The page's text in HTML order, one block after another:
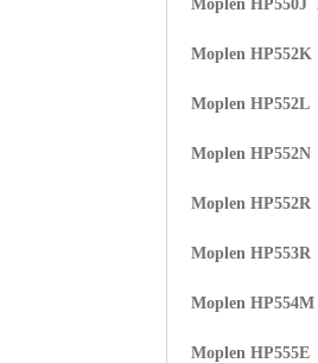
Moplen HP550J
Moplen HP552K
Moplen HP552L
Moplen HP552N
Moplen HP552R
Moplen HP553R
Moplen
Moplen HP555E